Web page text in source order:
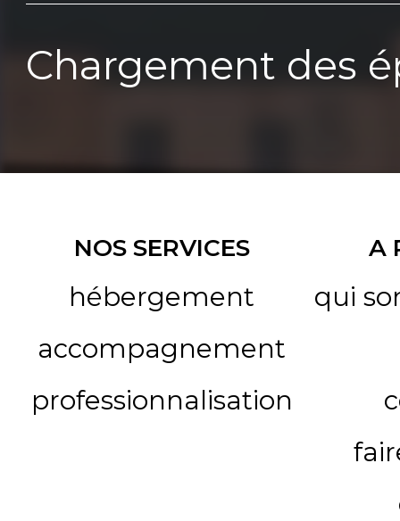
Chargement des
NOS SERVICES
hébergement
accompagnement
professionnalisation
A
qui